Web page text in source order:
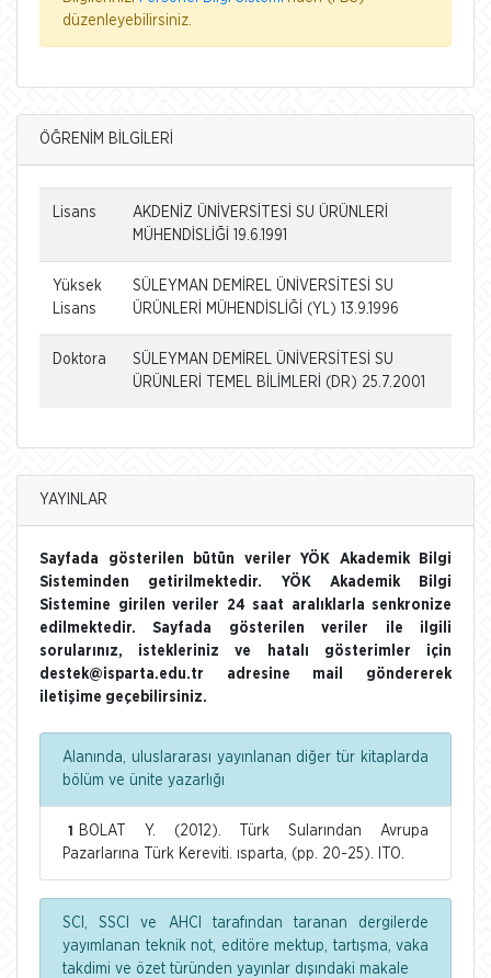
düzenleyebilirsiniz.
ÖĞRENİM BİLGİLERİ
Lisans
AKDENİZ ÜNİVERSİTESİ SU ÜRÜNLERİ
MÜHENDİSLİĞİ 19.6.1991
Yüksek
Lisans
SÜLEYMAN DEMİREL ÜNİVERSİTESİ SU
ÜRÜNLERİ MÜHENDİSLİĞİ (YL) 13.9.1996
Doktora
SÜLEYMAN DEMİREL ÜNİVERSİTESİ SU
ÜRÜNLERİ TEMEL BİLİMLERİ (DR) 25.7.2001
YAYINLAR
Sayfada gösterilen bütün veriler YÖK Akademik Bilgi
Sisteminden getirilmektedir. YÖK Akademik Bilgi
Sistemine girilen veriler 24 saat aralıklarla senkronize
edilmektedir. Sayfada gösterilen veriler ile ilgili
sorularınız, istekleriniz ve hatalı gösterimler için
destek@isparta.edu.tr adresine mail göndererek
iletişime geçebilirsiniz.
Alanında, uluslararası yayınlanan diğer tür kitaplarda
bölüm ve ünite yazarlığı
1
BOLAT Y. (2012). Türk Sularından Avrupa
Pazarlarına Türk Kereviti. ısparta, (pp. 20-25). ITO.
SCI, SSCI ve AHCI tarafından taranan dergilerde
yayımlanan teknik not, editöre mektup, tartışma, vaka
takdimi ve özet türünden yayınlar dışındaki makale